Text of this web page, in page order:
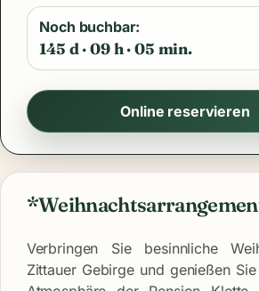
Noch buchbar:
145 d · 09 h · 05 min.
Online reservieren
Verbringen Sie besinnliche
Zittauer Gebirge und genießen